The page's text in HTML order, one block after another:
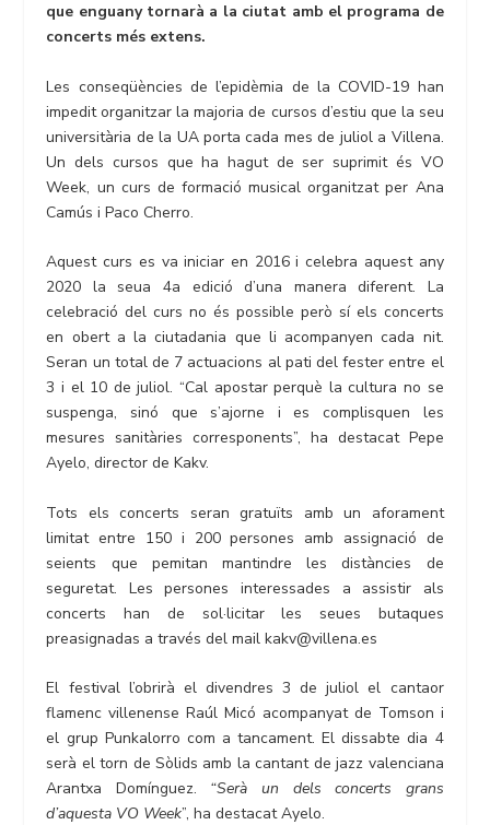
que enguany tornarà a la ciutat amb el programa de
concerts més extens.
Les conseqüències de l’epidèmia de la COVID-19 han
impedit organitzar la majoria de cursos d’estiu que la seu
universitària de la UA porta cada mes de juliol a Villena.
Un dels cursos que ha hagut de ser suprimit és VO
Week, un curs de formació musical organitzat per Ana
Camús i Paco Cherro.
Aquest curs es va iniciar en 2016 i celebra aquest any
2020 la seua 4a edició d’una manera diferent. La
celebració del curs no és possible però sí els concerts
en obert a la ciutadania que li acompanyen cada nit.
Seran un total de 7 actuacions al pati del fester entre el
3 i el 10 de juliol. “Cal apostar perquè la cultura no se
suspenga, sinó que s’ajorne i es complisquen les
mesures sanitàries corresponents”, ha destacat Pepe
Ayelo, director de Kakv.
Tots els concerts seran gratuïts amb un aforament
limitat entre 150 i 200 persones amb assignació de
seients que pemitan mantindre les distàncies de
seguretat. Les persones interessades a assistir als
concerts han de sol·licitar les seues butaques
preasignadas a través del mail kakv@villena.es
El festival l’obrirà el divendres 3 de juliol el cantaor
flamenc villenense Raúl Micó acompanyat de Tomson i
el grup Punkalorro com a tancament. El dissabte dia 4
serà el torn de Sòlids amb la cantant de jazz valenciana
Arantxa Domínguez. “Serà un dels concerts grans
d’aquesta VO Week”, ha destacat Ayelo.